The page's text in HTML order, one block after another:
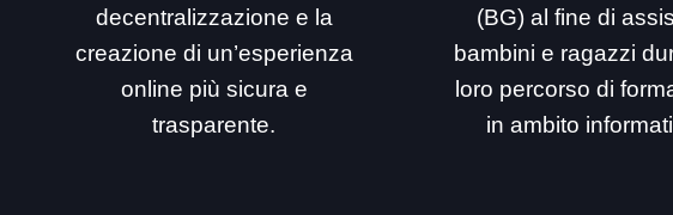
decentralizzazione e la
creazione di un’esperienza
online più sicura e
trasparente.
(BG) al fine di
bambini e ragazzi
loro percorso di
in ambito